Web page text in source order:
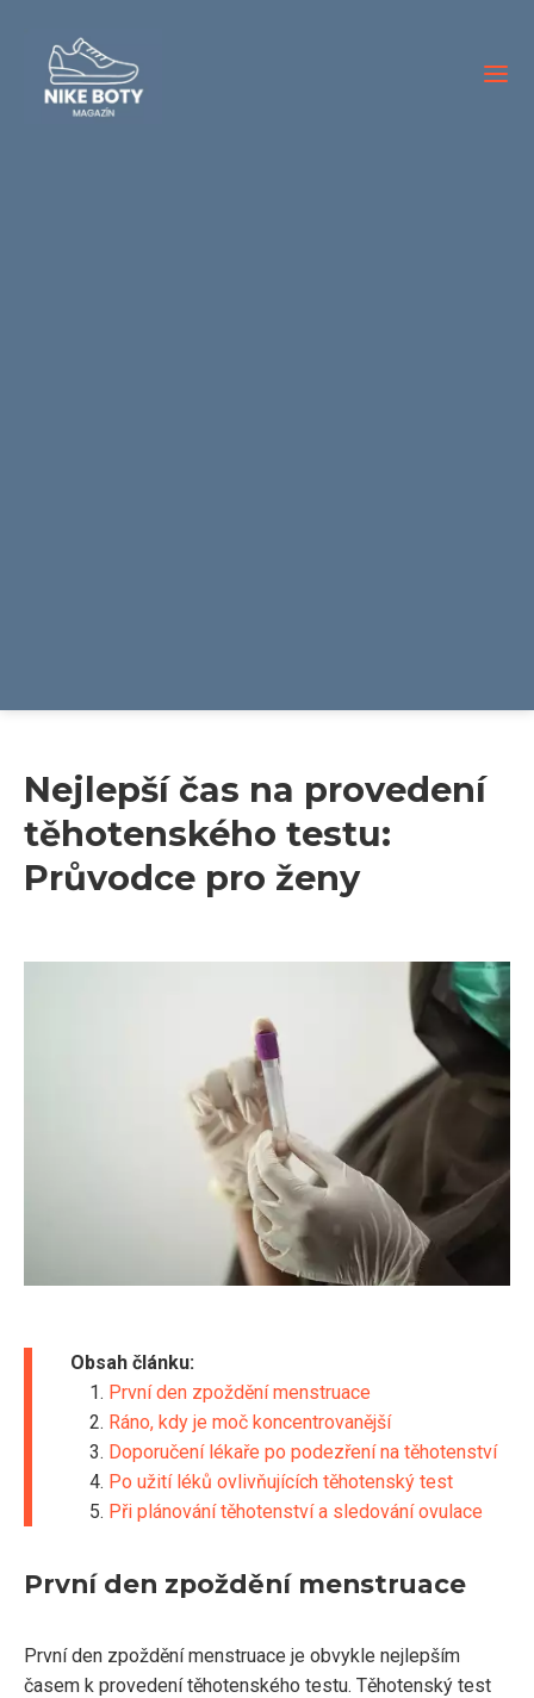
Nejlepší čas na provedení
těhotenského testu:
Průvodce pro ženy
Obsah článku:
První den zpoždění menstruace
Ráno, kdy je moč koncentrovanější
Doporučení lékaře po podezření na těhotenství
Po užití léků ovlivňujících těhotenský test
Při plánování těhotenství a sledování ovulace
První den zpoždění menstruace
První den zpoždění menstruace je obvykle nejlepším
časem k provedení těhotenského testu. Těhotenský test